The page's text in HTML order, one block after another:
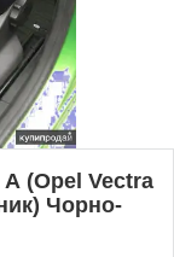
(Opel Vectra
Чорно-